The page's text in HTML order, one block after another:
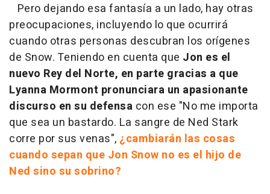
Pero dejando esa fantasía a un lado, hay otras
preocupaciones, incluyendo lo que ocurrirá
cuando otras personas descubran los orígenes
de Snow. Teniendo en cuenta que Jon es el
nuevo Rey del Norte, en parte gracias a que
Lyanna Mormont pronunciara un apasionante
discurso en su defensa con ese "No me importa
que sea un bastardo. La sangre de Ned Stark
corre por sus venas", ¿cambiarán las cosas
cuando sepan que Jon Snow no es el hijo de
Ned sino su sobrino?